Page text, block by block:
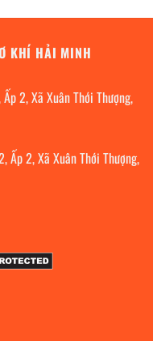
KHÍ HẢI MINH
2, Xã Xuân Thới Thượng,
Ấp 2, Xã Xuân Thới Thượng,